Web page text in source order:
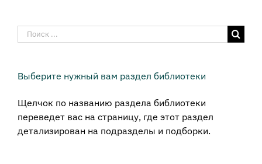
Результат
поиска:
Выберите нужный вам раздел библиотеки
Щелчок по названию раздела библиотеки
переведет вас на страницу, где этот раздел
детализирован на подразделы и подборки.